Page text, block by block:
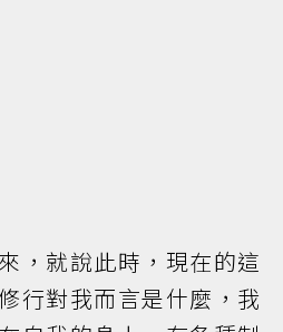
，就說此時，現在的這
行對我而言是什麼，我